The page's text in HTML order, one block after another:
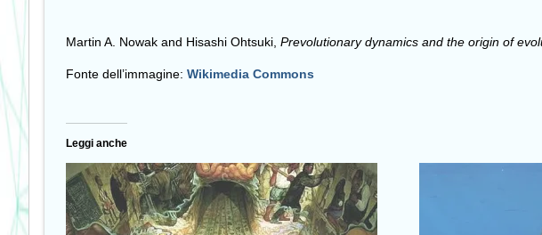
Martin A. Nowak and Hisashi Ohtsuki, Prevolutionary dynamics and the origin of
Fonte dell’immagine: Wikimedia Commons
Leggi anche